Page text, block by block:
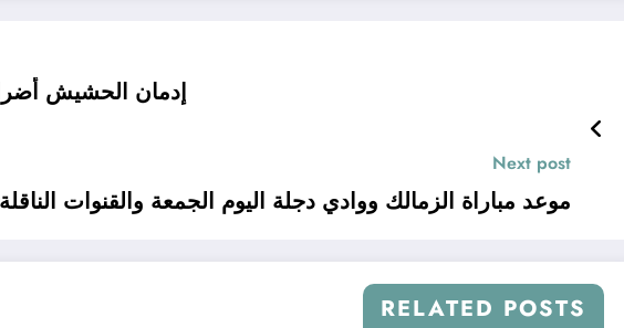
إدمان الحشيش
Next post
موعد مباراة الزمالك ووادي دجلة اليوم الجمعة والقنوات
RELATED POSTS